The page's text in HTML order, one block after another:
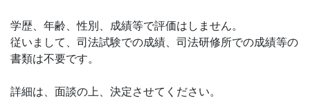
学歴、年齢、性別、成績等で評価はしません。
従いまして、司法試験での成績、司法研修所での成績等の
書類は不要です。
詳細は、面談の上、決定させてください。